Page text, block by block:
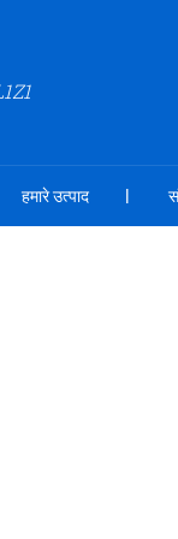
हमारे उत्पाद